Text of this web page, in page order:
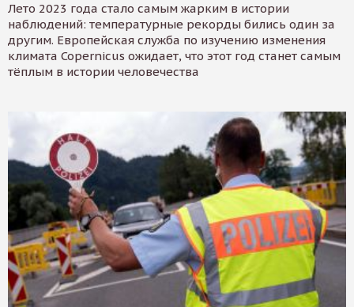
Лето 2023 года стало самым жарким в истории
наблюдений: температурные рекорды бились один за
другим. Европейская служба по изучению изменения
климата Copernicus ожидает, что этот год станет самым
тёплым в истории человечества